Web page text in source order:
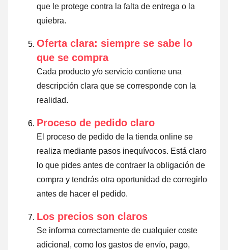
que le protege contra la falta de entrega o la
quiebra.
Oferta clara: siempre se sabe lo
que se compra
Cada producto y/o servicio contiene una
descripción clara que se corresponde con la
realidad.
Proceso de pedido claro
El proceso de pedido de la tienda online se
realiza mediante pasos inequívocos. Está claro
lo que pides antes de contraer la obligación de
compra y tendrás otra oportunidad de corregirlo
antes de hacer el pedido.
Los precios son claros
Se informa correctamente de cualquier coste
adicional, como los gastos de envío, pago,